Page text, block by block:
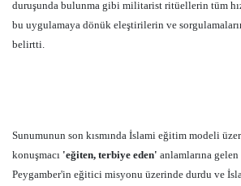
duruşunda bulunma gibi militarist ritüellerin tüm
bu uygulamaya dönük eleştirilerin ve
belirtti.
Sunumunun son kısmında İslami eğitim modeli
konuşmacı 'eğiten, terbiye eden' anlamlarına gelen
Peygamber'in eğitici misyonu üzerinde durdu ve